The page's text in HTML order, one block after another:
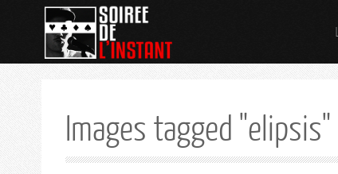
Images tagged "elipsis"